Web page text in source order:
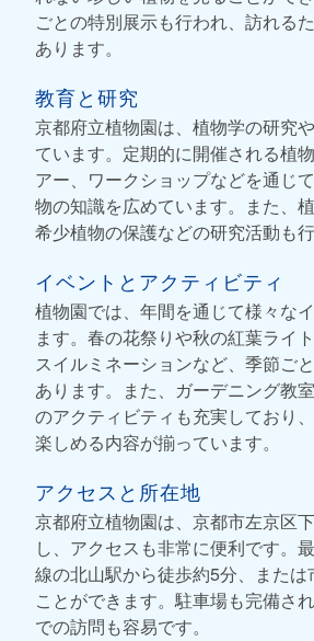
ごとの特別展示も行われ、訪れる
あります。
教育と研究
京都府立植物園は、植物学の研究
ています。定期的に開催される植
アー、ワークショップなどを通じ
物の知識を広めています。また、
希少植物の保護などの研究活動も行
イベントとアクティビティ
植物園では、年間を通じて様々な
ます。春の花祭りや秋の紅葉ライ
スイルミネーションなど、季節ご
あります。また、ガーデニング教
のアクティビティも充実しており
楽しめる内容が揃っています。
アクセスと所在地
京都府立植物園は、京都市左京区
し、アクセスも非常に便利です。
線の北山駅から徒歩約5分、または
ことができます。駐車場も完備さ
での訪問も容易です。